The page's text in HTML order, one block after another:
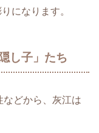
になります。
し子」たち
どから、灰江は